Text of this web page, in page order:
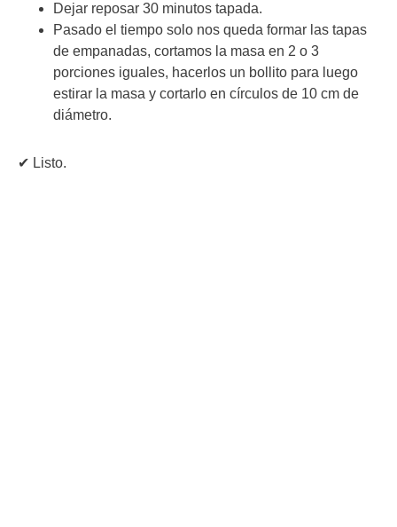
Dejar reposar 30 minutos tapada.
Pasado el tiempo solo nos queda formar las tapas
de empanadas, cortamos la masa en 2 o 3
porciones iguales, hacerlos un bollito para luego
estirar la masa y cortarlo en círculos de 10 cm de
diámetro.
✔ Listo.